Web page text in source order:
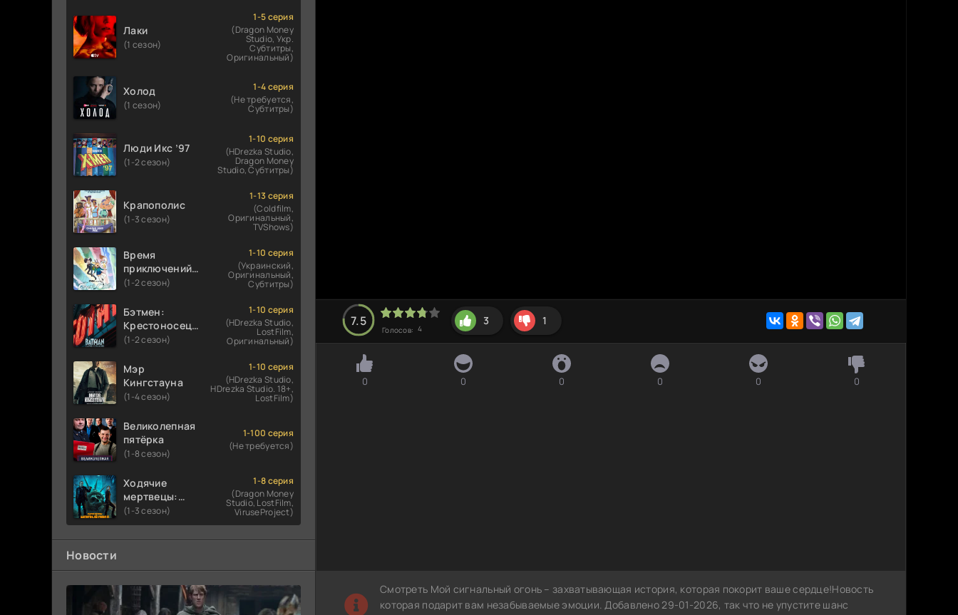
Лаки
(1 сезон)
1-5 серия
(Dragon Money
Studio, Укр.
Субтитры,
Оригинальный)
Холод
(1 сезон)
1-4 серия
(Не требуется,
Субтитры)
Люди Икс ’97
(1-2 сезон)
1-10 серия
(HDrezka Studio,
Dragon Money
Studio, Субтитры)
Крапополис
(1-3 сезон)
1-13 серия
(Coldfilm,
Оригинальный,
TVShows)
Время
приключений:
Фионна и Кейк
(1-2 сезон)
1-10 серия
(Украинский,
Оригинальный,
Субтитры)
Бэтмен:
Крестоносец в
плаще
(1-2 сезон)
1-10 серия
(HDrezka Studio,
LostFilm,
Оригинальный)
Мэр
Кингстауна
(1-4 сезон)
1-10 серия
(HDrezka Studio,
HDrezka Studio. 18+,
LostFilm)
Великолепная
пятёрка
(1-8 сезон)
1-100 серия
(Не требуется)
Ходячие
мертвецы:
Мертвый
город
(1-3 сезон)
1-8 серия
(Dragon Money
Studio, LostFilm,
ViruseProject)
Новости
7.5
Голосов: 4
3 1
0 0 0 0 0 0
Смотреть Мой сигнальный огонь – захватывающая история, которая покорит ваше сердце!Новость
которая подарит вам незабываемые эмоции. Добавлено 29-01-2026, так что не упустите шанс